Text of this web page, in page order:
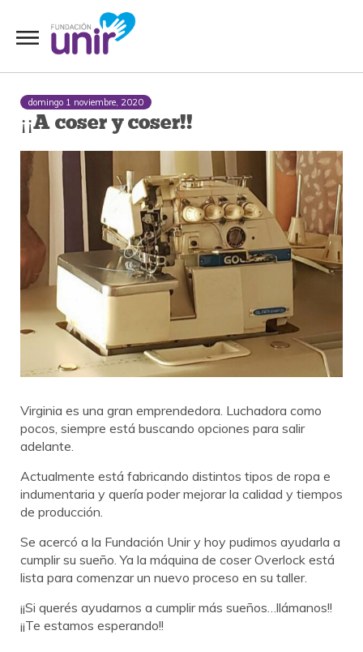
domingo 1 noviembre, 2020
¡¡A coser y coser!!
Virginia es una gran emprendedora. Luchadora como
pocos, siempre está buscando opciones para salir
adelante.
Actualmente está fabricando distintos tipos de ropa e
indumentaria y quería poder mejorar la calidad y tiempos
de producción.
Se acercó a la Fundación Unir y hoy pudimos ayudarla a
cumplir su sueño. Ya la máquina de coser Overlock está
lista para comenzar un nuevo proceso en su taller.
¡¡Si querés ayudarnos a cumplir más sueños…llámanos!!
¡¡Te estamos esperando!!